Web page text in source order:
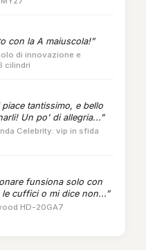
con la A maiuscola!”
di innovazione e
cilindri
tantissimo, e bello
Un po' di allegria...”
Celebrity: vip in sfida
funsiona solo con
cuffici o mi dice non...”
HD-20GA7